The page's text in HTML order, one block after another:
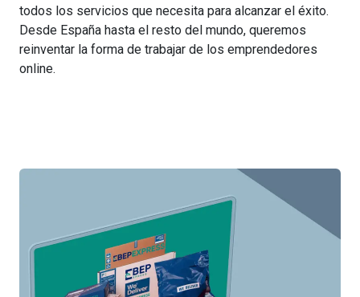
todos los servicios que necesita para alcanzar el éxito.
Desde España hasta el resto del mundo, queremos
reinventar la forma de trabajar de los emprendedores
online.